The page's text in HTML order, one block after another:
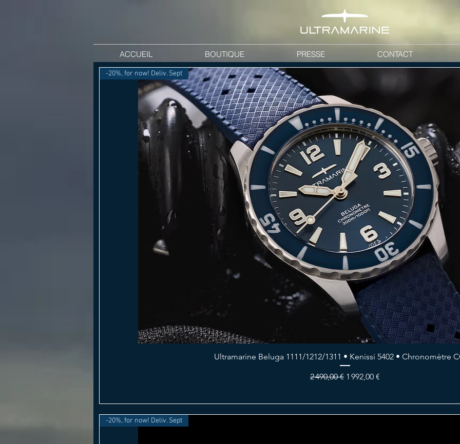
ACCUEIL BOUTIQUE PRESSE CONTACT
-20%, for now! Deliv. Sept
Ultramarine Beluga 1111/1212/1311 • Kenissi 5402 • Chronomètre
Prix original
2 490,00 € Prix promotionnel
1 992,00 €
-20%, for now! Deliv. Sept